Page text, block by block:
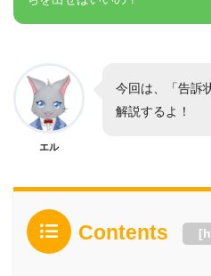
エル
今回は、「告訴
解説するよ！
Contents [